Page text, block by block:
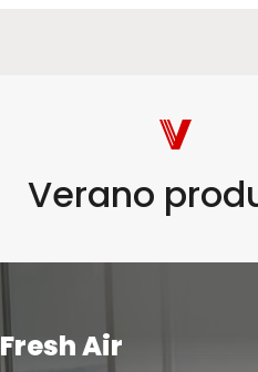
Verano
Fresh Air